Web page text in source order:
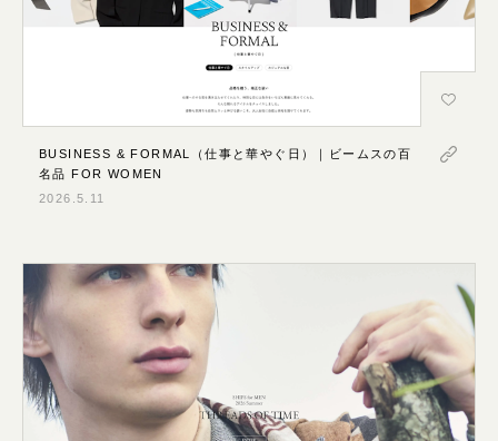
BUSINESS & FORMAL（仕事と華やぐ日）｜ビームスの百
名品 FOR WOMEN
2026.5.11